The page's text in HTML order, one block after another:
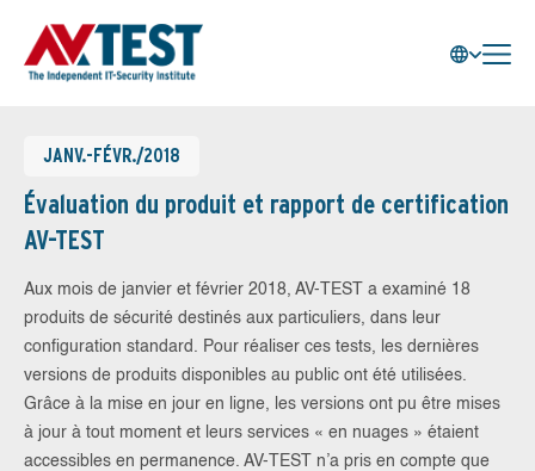
JANV.-FÉVR./2018
Évaluation du produit et rapport de certification
AV-TEST
Aux mois de janvier et février 2018, AV-TEST a examiné 18
produits de sécurité destinés aux particuliers, dans leur
configuration standard. Pour réaliser ces tests, les dernières
versions de produits disponibles au public ont été utilisées.
Grâce à la mise en jour en ligne, les versions ont pu être mises
à jour à tout moment et leurs services « en nuages » étaient
accessibles en permanence. AV-TEST n’a pris en compte que